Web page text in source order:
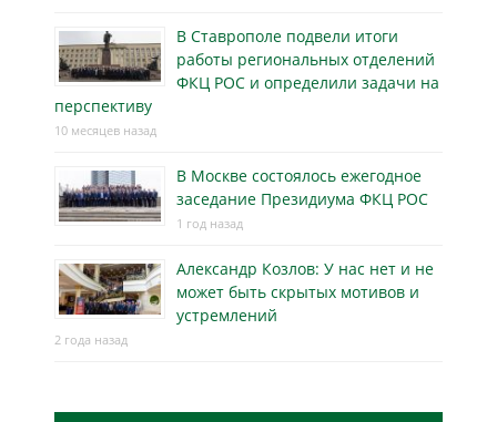
В Ставрополе подвели итоги
работы региональных отделений
ФКЦ РОС и определили задачи на
перспективу
10 месяцев назад
В Москве состоялось ежегодное
заседание Президиума ФКЦ РОС
1 год назад
Александр Козлов: У нас нет и не
может быть скрытых мотивов и
устремлений
2 года назад